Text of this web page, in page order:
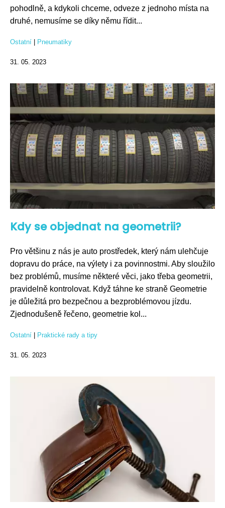
pohodlně, a kdykoli chceme, odveze z jednoho místa na
druhé, nemusíme se díky němu řídit...
Ostatní Pneumatiky
31. 05. 2023
Kdy se objednat na geometrii?
Pro většinu z nás je auto prostředek, který nám ulehčuje
dopravu do práce, na výlety i za povinnostmi. Aby sloužilo
bez problémů, musíme některé věci, jako třeba geometrii,
pravidelně kontrolovat. Když táhne ke straně Geometrie
je důležitá pro bezpečnou a bezproblémovou jízdu.
Zjednodušeně řečeno, geometrie kol...
Ostatní Praktické rady a tipy
31. 05. 2023